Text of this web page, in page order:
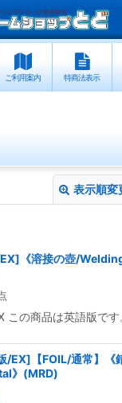
ご利用案内 特商法表示
表示順変
絞り込む
《溶接の壺/
この商品は英語版です
/EX]【FOIL/通常】《
》(MRD)